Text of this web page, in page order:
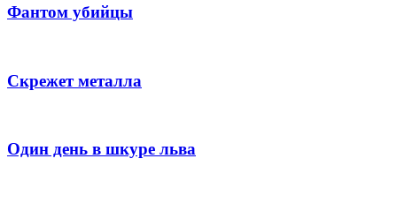
Фантом убийцы
Скрежет металла
Один день в шкуре льва